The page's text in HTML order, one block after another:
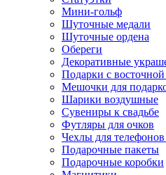
Мини-гольф
Шуточные медали
Шуточные ордена
Обереги
Декоративные
Подарки с восточной
Мешочки для
Шарики воздушные
Сувениры к свадьбе
Футляры для очков
Чехлы для
Подарочные пакеты
Подарочные коробки